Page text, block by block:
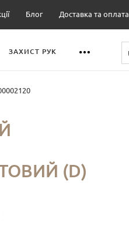
Блог Доставка та оплата
ЗАХИСТ РУК
(D)